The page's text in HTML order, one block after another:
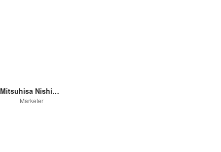
Mitsuhisa Nishimoto
Marketer